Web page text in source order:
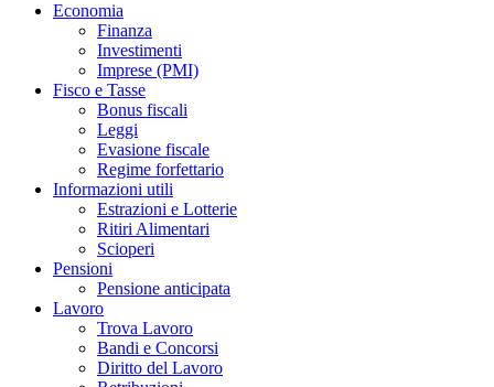
Economia
Finanza
Investimenti
Imprese (PMI)
Fisco e Tasse
Bonus fiscali
Leggi
Evasione fiscale
Regime forfettario
Informazioni utili
Estrazioni e Lotterie
Ritiri Alimentari
Scioperi
Pensioni
Pensione anticipata
Lavoro
Trova Lavoro
Bandi e Concorsi
Diritto del Lavoro